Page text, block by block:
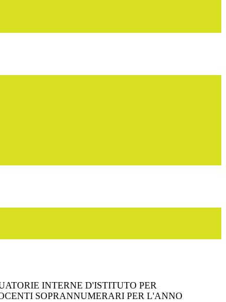
INTERNE D'ISTITUTO PER
SOPRANNUMERARI PER L'ANNO